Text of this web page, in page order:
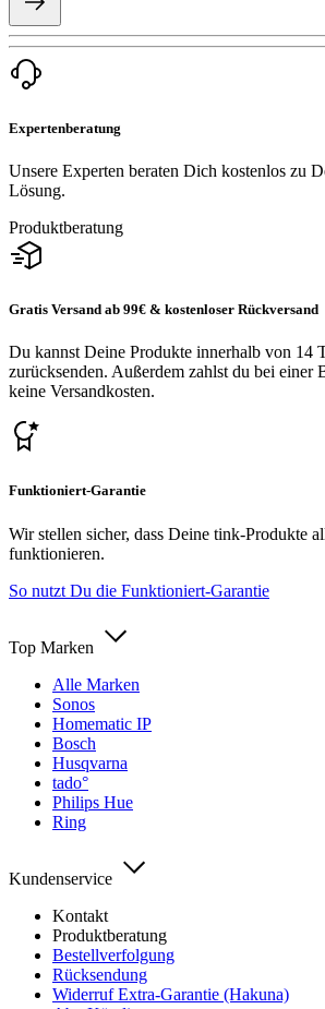
Expertenberatung
Unsere Experten beraten Dich kostenlos zu
Lösung.
Produktberatung
Gratis Versand ab 99€ & kostenloser Rückversand
Du kannst Deine Produkte innerhalb von 14
zurücksenden. Außerdem zahlst du bei einer
keine Versandkosten.
Funktioniert-Garantie
Wir stellen sicher, dass Deine tink-Produkte
funktionieren.
So nutzt Du die Funktioniert-Garantie
Top Marken
Alle Marken
Sonos
Homematic IP
Bosch
Husqvarna
tado°
Philips Hue
Ring
Kundenservice
Kontakt
Produktberatung
Bestellverfolgung
Rücksendung
Widerruf Extra-Garantie (Hakuna)